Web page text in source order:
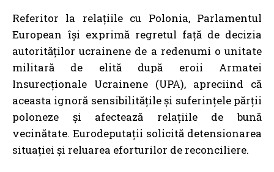
Referitor la relațiile cu Polonia, Parlamentul
European își exprimă regretul față de decizia
autorităților ucrainene de a redenumi o unitate
militară de elită după eroii Armatei
Insurecționale Ucrainene (UPA), apreciind că
aceasta ignoră sensibilitățile și suferințele părții
poloneze și afectează relațiile de bună
vecinătate. Eurodeputații solicită detensionarea
situației și reluarea eforturilor de reconciliere.